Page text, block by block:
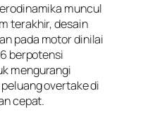
muncul
terakhir, desain
pada motor dinilai
berpotensi
mengurangi
overtake di
cepat.